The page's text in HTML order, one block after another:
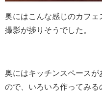
奥にはこんな感じのカフ
撮影が捗りそうでした。
奥にはキッチンスペース
ので、いろいろ作ってみる